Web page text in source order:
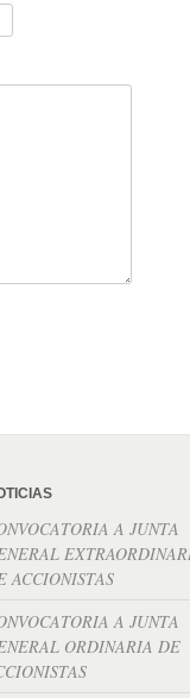
A JUNTA
ACCIONISTAS
A JUNTA
ORDINARIA DE